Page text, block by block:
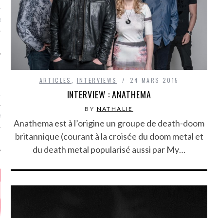
ARTICLES INTERVIEWS 24 MARS 2015
INTERVIEW : ANATHEMA
BY NATHALIE
Anathema est à l’origine un groupe de death-doom
britannique (courant à la croisée du doom metal et
du death metal popularisé aussi par My…